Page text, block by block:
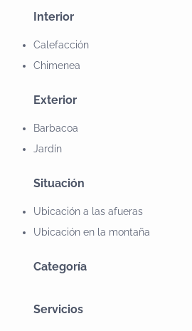
Interior
Calefacción
Chimenea
Exterior
Barbacoa
Jardín
Situación
Ubicación a las afueras
Ubicación en la montaña
Categoría
Servicios